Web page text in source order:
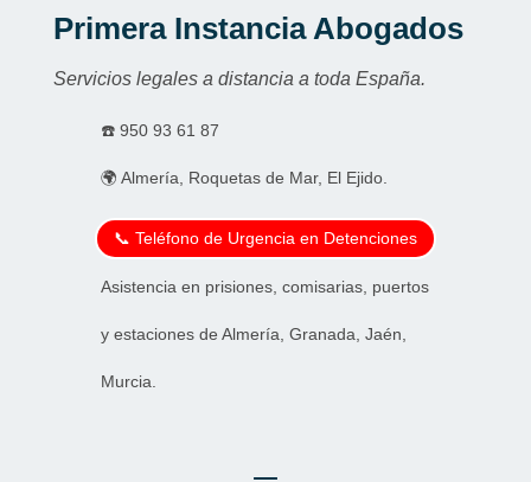
Primera Instancia Abogados
Servicios legales a distancia a toda España.
☎️ 950 93 61 87
🌍 Almería, Roquetas de Mar, El Ejido.
📞 Teléfono de Urgencia en Detenciones
Asistencia en prisiones, comisarias, puertos
y estaciones de Almería, Granada, Jaén,
Murcia.